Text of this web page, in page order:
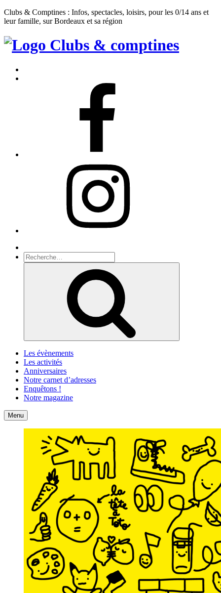
Clubs & Comptines : Infos, spectacles, loisirs, pour les 0/14 ans et
leur famille, sur Bordeaux et sa région
Clubs
Comptines
Recherche
pour
Les évènements
Les activités
Anniversaires
Notre carnet d’adresses
Enquêtons !
Notre magazine
Accueil
Menu Contact